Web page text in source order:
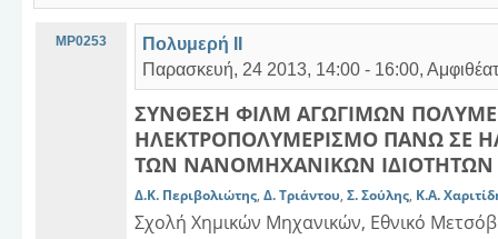
MP0253
Πολυμερή ΙΙ
Παρασκευή, 24 2013, 14:00 - 16:00,
ΣΥΝΘΕΣΗ ΦΙΛΜ ΑΓΩΓΙΜΩΝ
ΗΛΕΚΤΡΟΠΟΛΥΜΕΡΙΣΜΟ ΠΑΝΩ ΣΕ
ΤΩΝ ΝΑΝΟΜΗΧΑΝΙΚΩΝ ΙΔΙΟΤΗΤΩΝ
Δ.Κ. Περιβολιώτης, Δ. Τριάντου, Σ. Σούλης, Κ.Α.
Σχολή Χημικών Μηχανικών, Εθνικό